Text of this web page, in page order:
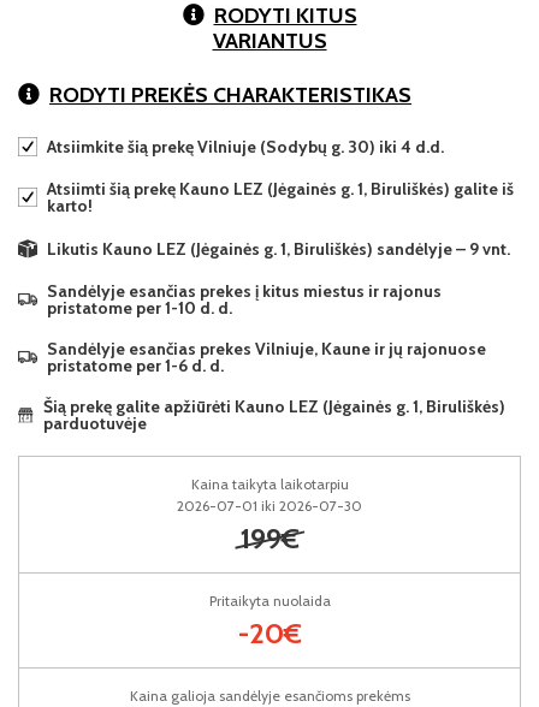
RODYTI KITUS
VARIANTUS
RODYTI PREKĖS CHARAKTERISTIKAS
Atsiimkite šią prekę Vilniuje (Sodybų g. 30) iki 4 d.d.
Atsiimti šią prekę Kauno LEZ (Jėgainės g. 1, Biruliškės) galite iš
karto!
Likutis Kauno LEZ (Jėgainės g. 1, Biruliškės) sandėlyje – 9 vnt.
Sandėlyje esančias prekes į kitus miestus ir rajonus
pristatome per 1-10 d. d.
Sandėlyje esančias prekes Vilniuje, Kaune ir jų rajonuose
pristatome per 1-6 d. d.
Šią prekę galite apžiūrėti Kauno LEZ (Jėgainės g. 1, Biruliškės)
parduotuvėje
Kaina galioja sandėlyje esančioms prekėms
Kaina taikyta laikotarpiu
2026-07-01 iki 2026-07-30
199€
Pritaikyta nuolaida
-20€